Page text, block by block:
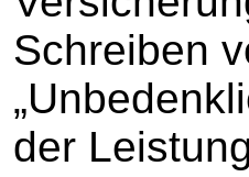
Schreiben
der